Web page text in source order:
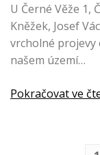
U Černé Věže 1,
Kněžek, Josef
vrcholné projevy
našem území…
Pokračovat ve